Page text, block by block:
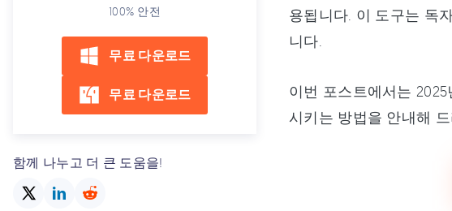
100% 안전
무료 다운로드
무료 다운로드
함께 나누고 더 큰 도움을!
용됩니다. 이 도구는 독
니다.
이번 포스트에서는
시키는 방법을 안내해